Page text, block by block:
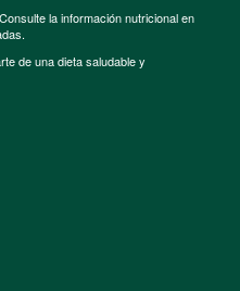
la información nutricional en
de una dieta saludable y